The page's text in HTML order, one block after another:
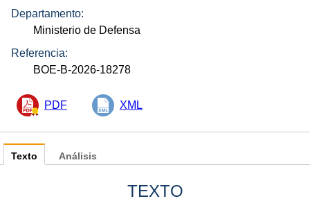
Departamento:
Ministerio de Defensa
Referencia:
BOE-B-2026-18278
PDF XML
Texto
TEXTO
Análisis